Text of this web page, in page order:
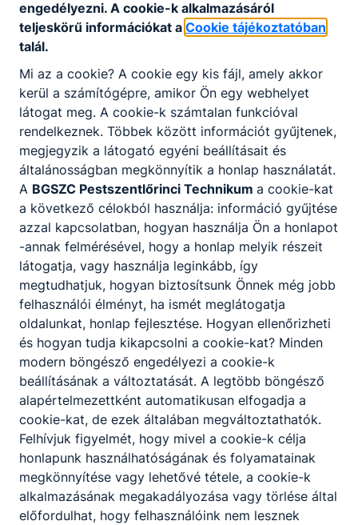
egymástól, igazodva a Képzési és Kimeneteli
Követelményekben, szakképesítés esetén a
Programkövetelményekben meghatározott
tartalmakhoz és a helyi igényekhez.
Szakmák
Logisztikai technikus
Közlekedés és szállítmányozás
Tovább
engedélyezni. A cookie-k alkalmazásáról
teljeskörű információkat a Cookie tájékoztatóban
talál.
Mi az a cookie? A cookie egy kis fájl, amely akkor
kerül a számítógépre, amikor Ön egy webhelyet
látogat meg. A cookie-k számtalan funkcióval
rendelkeznek. Többek között információt gyűjtenek,
megjegyzik a látogató egyéni beállításait és
általánosságban megkönnyítik a honlap használatát.
A BGSZC Pestszentlőrinci Technikum a cookie-kat
a következő célokból használja: információ gyűjtése
azzal kapcsolatban, hogyan használja Ön a honlapot
-annak felmérésével, hogy a honlap melyik részeit
látogatja, vagy használja leginkább, így
megtudhatjuk, hogyan biztosítsunk Önnek még jobb
felhasználói élményt, ha ismét meglátogatja
oldalunkat, honlap fejlesztése. Hogyan ellenőrizheti
és hogyan tudja kikapcsolni a cookie-kat? Minden
modern böngésző engedélyezi a cookie-k
beállításának a változtatását. A legtöbb böngésző
alapértelmezettként automatikusan elfogadja a
cookie-kat, de ezek általában megváltoztathatók.
Felhívjuk figyelmét, hogy mivel a cookie-k célja
honlapunk használhatóságának és folyamatainak
megkönnyítése vagy lehetővé tétele, a cookie-k
alkalmazásának megakadályozása vagy törlése által
előfordulhat, hogy felhasználóink nem lesznek